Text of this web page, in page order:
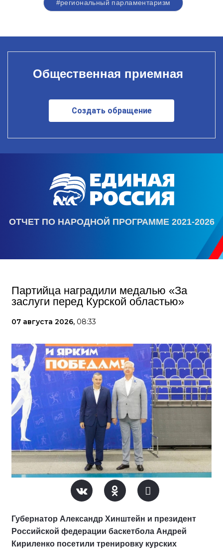
#региональный парламентаризм
Общественная приемная
Создать обращение
ОТЧЕТ ПО НАРОДНОЙ ПРОГРАММЕ 2021-2026
Партийца наградили медалью «За
заслуги перед Курской областью»
07 августа 2026, 08:33
Губернатор Александр Хинштейн и президент
Российской федерации баскетбола Андрей
Кириленко посетили тренировку курских